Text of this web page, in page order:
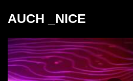
AUCH _NICE